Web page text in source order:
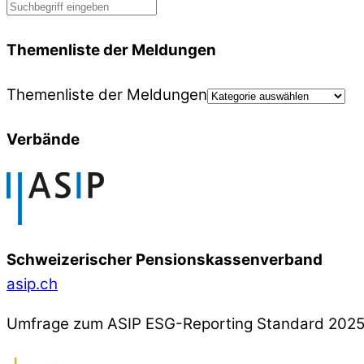
Themenliste der Meldungen
Themenliste der Meldungen
Verbände
Schweizerischer Pensionskassenverband
asip.ch
Umfrage zum ASIP ESG-Reporting Standard